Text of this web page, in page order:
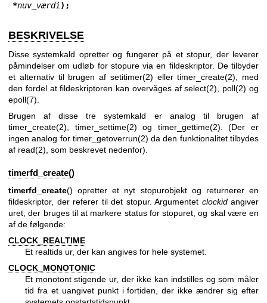
*nuv_værdi);
BESKRIVELSE
Disse systemkald opretter og fungerer på et stopur, der leverer
påmindelser om udløb for stopure via en fildeskriptor. De tilbyder
et alternativ til brugen af setitimer(2) ellertimer_create(2) , med
den fordel at fildeskriptoren kan overvåges afselect(2) poll(2) og
epoll(7)
Brugen af disse tre systemkald er analog til brugen af
timer_create(2)
timer_settime(2) og timer_gettime(2) . (Der er
ingen analog for timer_getoverrun(2) da den funktionalitet tilbydes
af read(2) , som beskrevet nedenfor).
timerfd_create()
timerfd_create() opretter et nyt stopurobjekt og returnerer en
fildeskriptor, der referer til det stopur. Argumentet clockidangiver
uret, der bruges til at markere status for stopuret, og skal være en
af de følgende:
CLOCK_REALTIME
Et realtids ur, der kan angives for hele systemet.
CLOCK_MONOTONIC
Et monotont stigende ur, der ikke kan indstilles og som måler
tid fra et uangivet punkt i fortiden, der ikke ændrer sig efter